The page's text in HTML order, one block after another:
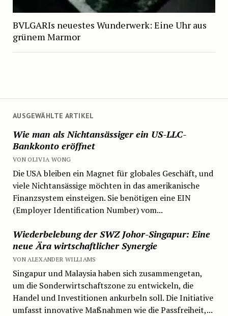
AUSGEWÄHLTE ARTIKEL
Wie man als Nichtansässiger ein US-LLC-
Bankkonto eröffnet
VON OLIVIA WONG
Die USA bleiben ein Magnet für globales Geschäft, und
viele Nichtansässige möchten in das amerikanische
Finanzsystem einsteigen. Sie benötigen eine EIN
(Employer Identification Number) vom...
Wiederbelebung der SWZ Johor-Singapur: Eine
neue Ära wirtschaftlicher Synergie
VON ALEXANDER WILLIAMS
Singapur und Malaysia haben sich zusammengetan,
um die Sonderwirtschaftszone zu entwickeln, die
Handel und Investitionen ankurbeln soll. Die Initiative
umfasst innovative Maßnahmen wie die Passfreiheit,...
BVLGARIs neuestes Wunderwerk: Eine Uhr aus
grünem Marmor